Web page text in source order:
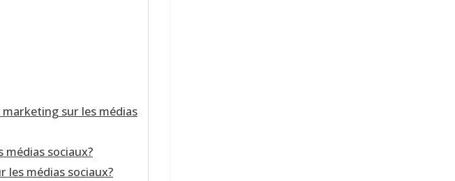
sur les médias
sociaux?
les médias sociaux?